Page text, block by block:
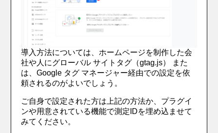
導入方法については、ホームページを制作した会
社や人にグローバル サイトタグ（gtag.js） また
は、Google タグ マネージャー経由での設定を依
頼されるのがよいでしょう。
ご自身で設定された方は上記の方法か、プラグイ
ンや用意されている機能で測定IDを埋め込ませて
みてください。